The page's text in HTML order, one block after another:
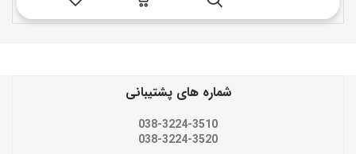
شماره های پشتیبانی
038-3224-3510
038-3224-3520